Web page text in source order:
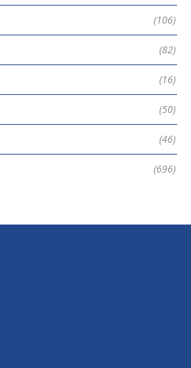
(106)
(82)
(16)
(50)
(46)
(696)